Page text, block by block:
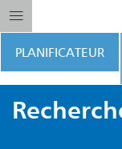
PLANIFICATEUR